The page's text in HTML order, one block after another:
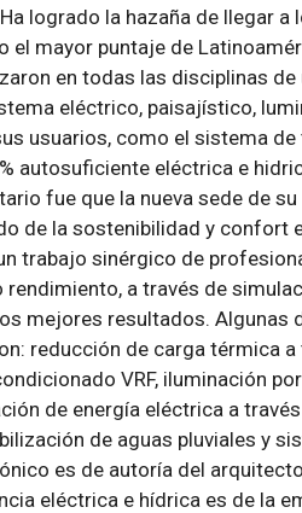
logrado la hazaña de llegar a
el mayor puntaje de
en todas las disciplinas
eléctrico, paisajístico,
usuarios, como el sistema
autosuficiente eléctrica e
fue que la nueva sede de
de la sostenibilidad y confort
trabajo sinérgico de
rendimiento, a través de
mejores resultados. Algunas
reducción de carga térmica
VRF, iluminación
de energía eléctrica a
de aguas pluviales y
es de autoría del
eléctrica e hídrica es de la